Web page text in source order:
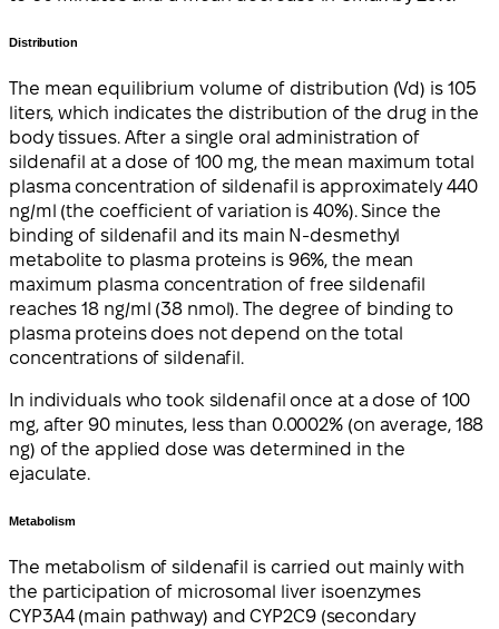
Distribution
The mean equilibrium volume of distribution (Vd) is 105
liters, which indicates the distribution of the drug in the
body tissues. After a single oral administration of
sildenafil at a dose of 100 mg, the mean maximum total
plasma concentration of sildenafil is approximately 440
ng/ml (the coefficient of variation is 40%). Since the
binding of sildenafil and its main N-desmethyl
metabolite to plasma proteins is 96%, the mean
maximum plasma concentration of free sildenafil
reaches 18 ng/ml (38 nmol). The degree of binding to
plasma proteins does not depend on the total
concentrations of sildenafil.
In individuals who took sildenafil once at a dose of 100
mg, after 90 minutes, less than 0.0002% (on average, 188
ng) of the applied dose was determined in the
ejaculate.
Metabolism
The metabolism of sildenafil is carried out mainly with
the participation of microsomal liver isoenzymes
CYP3A4 (main pathway) and CYP2C9 (secondary